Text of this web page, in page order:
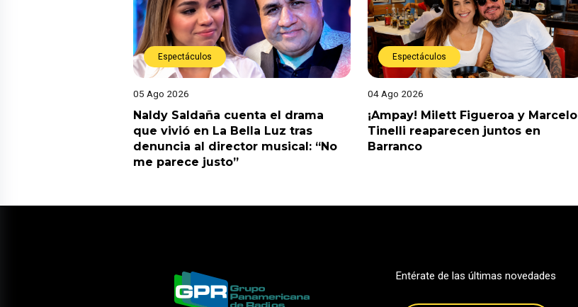
Espectáculos
05 Ago 2026
Naldy Saldaña cuenta el drama
que vivió en La Bella Luz tras
denuncia al director musical: “No
me parece justo”
Espectáculos
04 Ago 2026
¡Ampay! Milett Figueroa y Marcelo
Tinelli reaparecen juntos en
Barranco
Entérate de las últimas novedades